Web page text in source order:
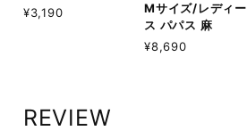
¥3,190
Mサイズ/レディー
ス パパス 麻
¥8,690
REVIEW